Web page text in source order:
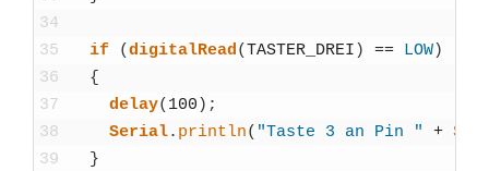
34
35
36
37
38
39
if (digi­tal­Read(TASTER_DREI ) == LOW)
{
delay( 100 ) ;
Seri­al. println( "Tas­te 3 an Pin " +
}